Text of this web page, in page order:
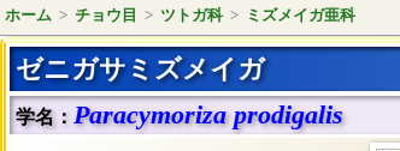
ホーム > チョウ目 > ツトガ科 > ミズメイガ亜科
ゼニガサミズメイガ
学名： Paracymoriza prodigalis